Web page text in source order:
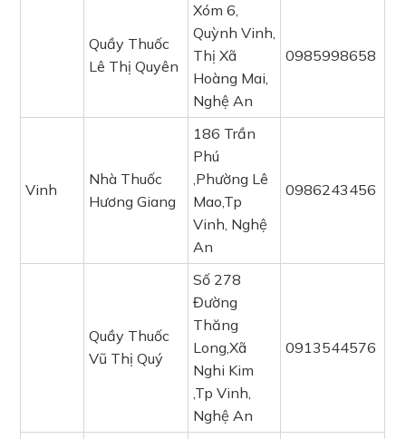
Quầy Thuốc
Lê Thị Quyên
Xóm 6,
Quỳnh Vinh,
Thị Xã
Hoàng Mai,
Nghệ An
0985998658
Vinh
Nhà Thuốc
Hương Giang
186 Trần
Phú
,Phường Lê
Mao,Tp
Vinh, Nghệ
An
0986243456
Quầy Thuốc
Vũ Thị Quý
Số 278
Đường
Thăng
Long,Xã
Nghi Kim
,Tp Vinh,
Nghệ An
0913544576